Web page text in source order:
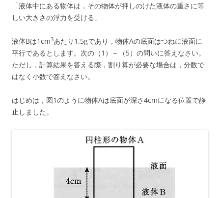
「液体中にある物体は，その物体が押しのけた液体の重さに等
しい大きさの浮力を受ける」
液体Bは1cm3あたり1.5gであり，物体Aの底面はつねに液面に
平行であるとします。次の（1）～（5）の問いに答えなさい。
ただし，計算結果を答える際，割り算が必要な場合は，分数で
はなく小数で答えなさい。
はじめは，図1のように物体Aは底面が深さ4cmになる位置で静
止しました。